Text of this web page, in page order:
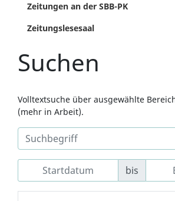
Zeitungen an der SBB-PK
Zeitungslesesaal
Suchen
Volltextsuche über ausgewählte
(mehr in Arbeit).
bis